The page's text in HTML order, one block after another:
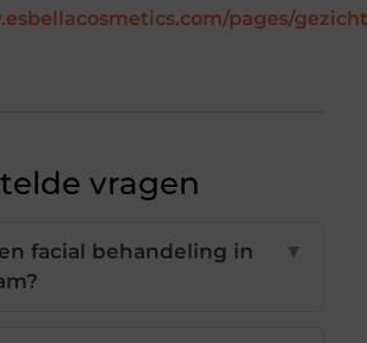
pages/
vragen
facial behandeling in
▼